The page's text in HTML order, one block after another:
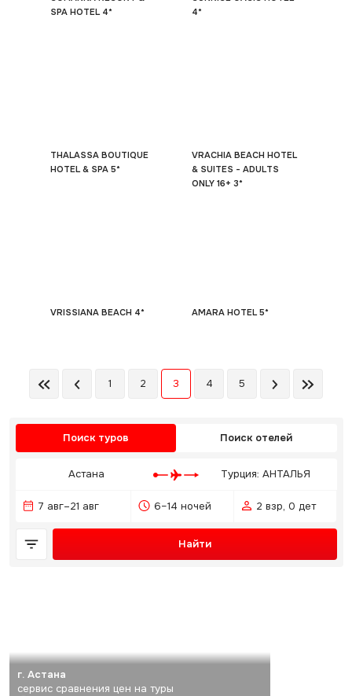
SPA HOTEL 4*
4*
THALASSA BOUTIQUE
HOTEL & SPA 5*
VRACHIA BEACH HOTEL
& SUITES - ADULTS
ONLY 16+ 3*
VRISSIANA BEACH 4* AMARA HOTEL 5*
1 2 3 4 5
Поиск туров Поиск отелей
Астана Турция: АНТАЛЬЯ
7 авг–21 авг 6–14 ночей 2 взр, 0 дет
Найти
г. Астана
сервис сравнения цен на туры